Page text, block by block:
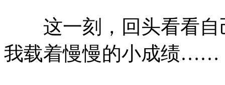
这一刻，回头看看自
我载着慢慢的小成绩……